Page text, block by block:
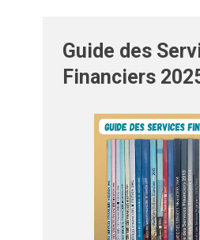
Guide des
Financiers